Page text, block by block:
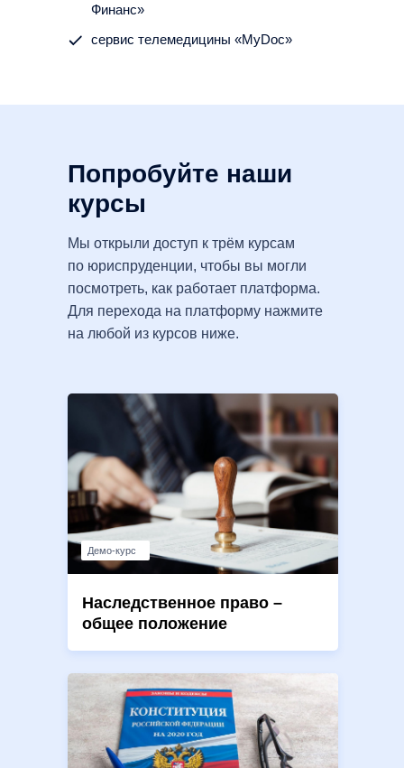
Финанс»
сервис телемедицины «MyDoc»
Попробуйте наши
курсы
Мы открыли доступ к трём курсам
по юриспруденции, чтобы вы могли
посмотреть, как работает платформа.
Для перехода на платформу нажмите
на любой из курсов ниже.
Наследственное право –
общее положение
Демо-курс